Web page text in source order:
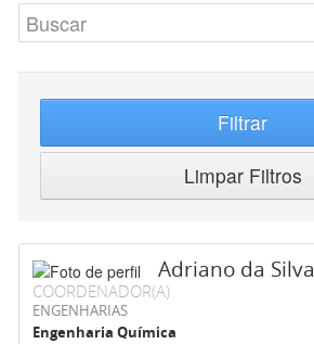
Filtrar
Limpar Filtros
Adriano da Silva
COORDENADOR(A)
ENGENHARIAS
Engenharia Química